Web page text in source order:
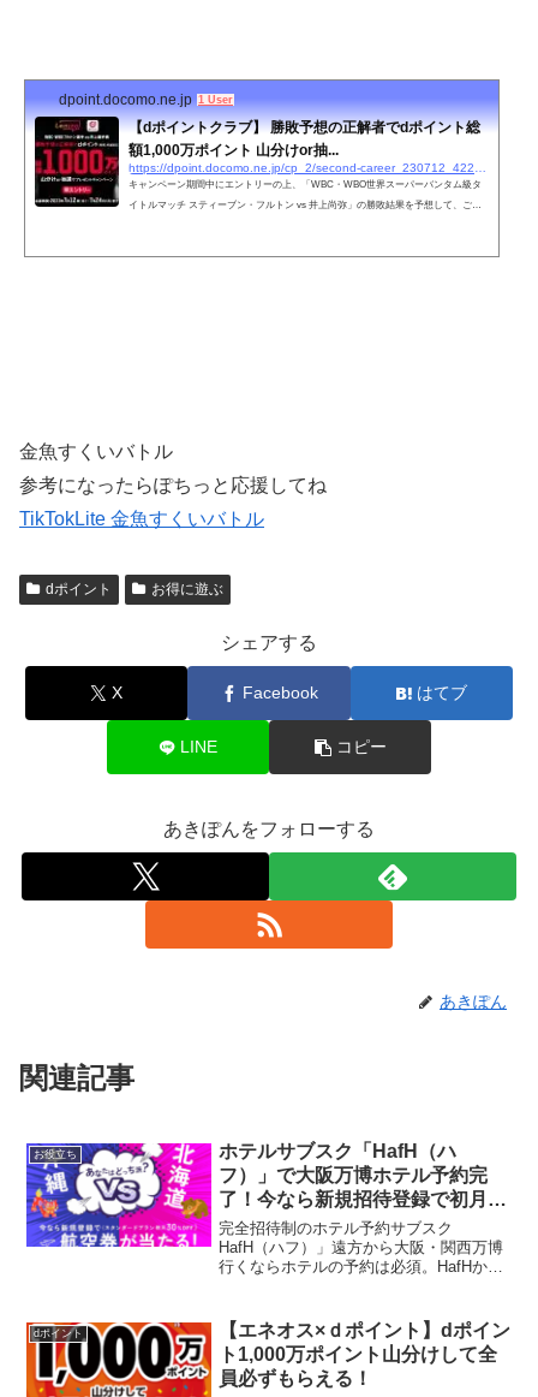
dpoint.docomo.ne.jp 1 User
【dポイントクラブ】 勝敗予想の正解者でdポイント総
額1,000万ポイント 山分けor抽...
キャンペーン期間中にエントリーの上、「WBC・WBO世界スーパーバンタム級タ
イトルマッチ スティーブン・フルトン vs 井上尚弥」の勝敗結果を予想して、ご応
金魚すくいバトル
参考になったらぽちっと応援してね
TikTokLite 金魚すくいバトル
dポイント お得に遊ぶ
シェアする
X Facebook はてブ
LINE コピー
あきぽんをフォローする
あきぽん
関連記事
お役立ち
ホテルサブスク「HafH（ハ
フ）」で大阪万博ホテル予約完
了！今なら新規招待登録で初月
6,800円＆100コイン（3300円相
当）＆空ガチャ3回もらえる
完全招待制のホテル予約サブスク
HafH（ハフ）」遠方から大阪・関西万博
行くならホテルの予約は必須。HafHから
USJにいくなら『OMO7大阪 by 星野リゾ
ート...
dポイント
【エネオス×ｄポイント】dポイン
ト1,000万ポイント山分けして全
員必ずもらえる！